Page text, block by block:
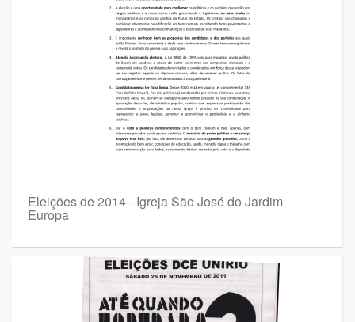
Eleições de 2014 - Igreja São José do Jardim
Europa